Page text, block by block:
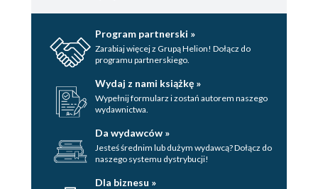
Program partnerski »
Zarabiaj więcej z Grupą Helion! Dołącz do
programu partnerskiego.
Wydaj z nami książkę »
Wypełnij formularz i zostań autorem naszego
wydawnictwa.
Da wydawców »
Jesteś średnim lub dużym wydawcą? Dołącz do
naszego systemu dystrybucji!
Dla biznesu »